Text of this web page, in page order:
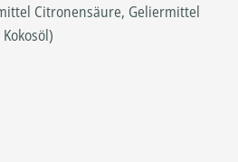
Citronensäure, Geliermittel